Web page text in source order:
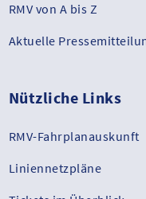
RMV von A bis Z
Aktuelle
Nützliche Links
RMV-Fahrplanauskunft
Liniennetzpläne